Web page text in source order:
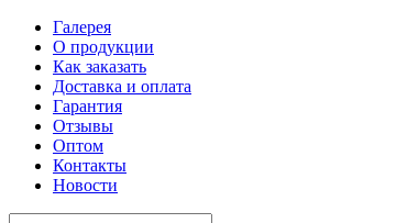
Галерея
О продукции
Как заказать
Доставка и оплата
Гарантия
Отзывы
Оптом
Контакты
Новости